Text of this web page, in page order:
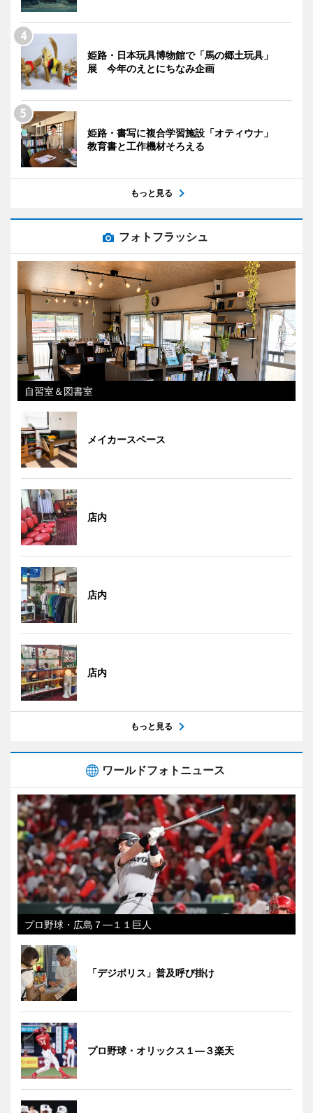
姫路・日本玩具博物館で「馬の郷土玩具」
展 今年のえとにちなみ企画
姫路・書写に複合学習施設「オティウナ」
教育書と工作機材そろえる
もっと見る
フォトフラッシュ
自習室＆図書室
メイカースペース
店内
店内
店内
もっと見る
ワールドフォトニュース
プロ野球・広島７―１１巨人
「デジポリス」普及呼び掛け
プロ野球・オリックス１―３楽天